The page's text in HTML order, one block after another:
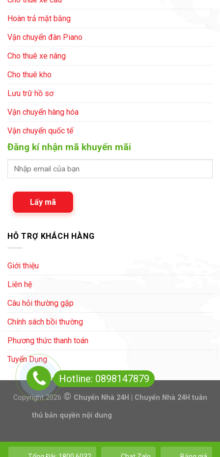
Hotline: 0898147879
Hoàn trả mặt bằng
Vận chuyển đàn Piano
Cho thuê xe nâng
Cho thuê kho
Lưu trữ hồ sơ
Vận chuyển hàng hóa
Vận chuyển quốc tế
Đăng kí nhận mã khuyến mãi
Lấy mã
HỖ TRỢ KHÁCH HÀNG
Giới thiệu
Liên hệ
Câu hỏi thường gặp
Chính sách bồi thường
Phương thức thanh toán
Tuyển Dụng
Copyright 2026 © Chuyển Nhà 24H | Chuyển Nhà 24H tuân
thủ bản quyền nội dung